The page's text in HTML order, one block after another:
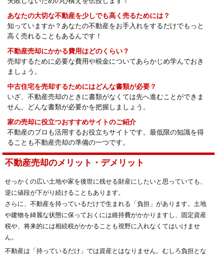
あなたの大切な不動産を少しでも高く売るためには？
知っていますか？あなたの不動産をお手入れをするだけでもっと
高く売れることもあるんです！
不動産売却にかかる費用はどのくらい？
売却するために必要な費用や税金についてあらかじめ学んでおき
ましょう。
中古住宅を売却するためにはどんな書類が必要？
いざ、不動産売却のときに書類がなくては先へ進むことができま
せん。どんな書類が必要かを把握しましょう。
家の売却に役立つおすすめサイトのご紹介
不動産のプロも活用するお役立ちサイトです。最低限の知識を得
ることも不動産売却の準備の一つです。
不動産売却のメリット・デメリット
せっかくの広い土地や家を後世に残せる財産にしたいと思っていても、
逆に値段が下がり続けることもあります。
さらに、不動産を持っているだけで生まれる「負担」があります。土地
や建物を綺麗な状態に保っておくには維持費がかかりますし、固定資産
税や、将来的には相続税がかかることも視野に入れなくてはいけませ
ん。
不動産は「持っているだけ」では資産とはなりません。むしろ負担とな